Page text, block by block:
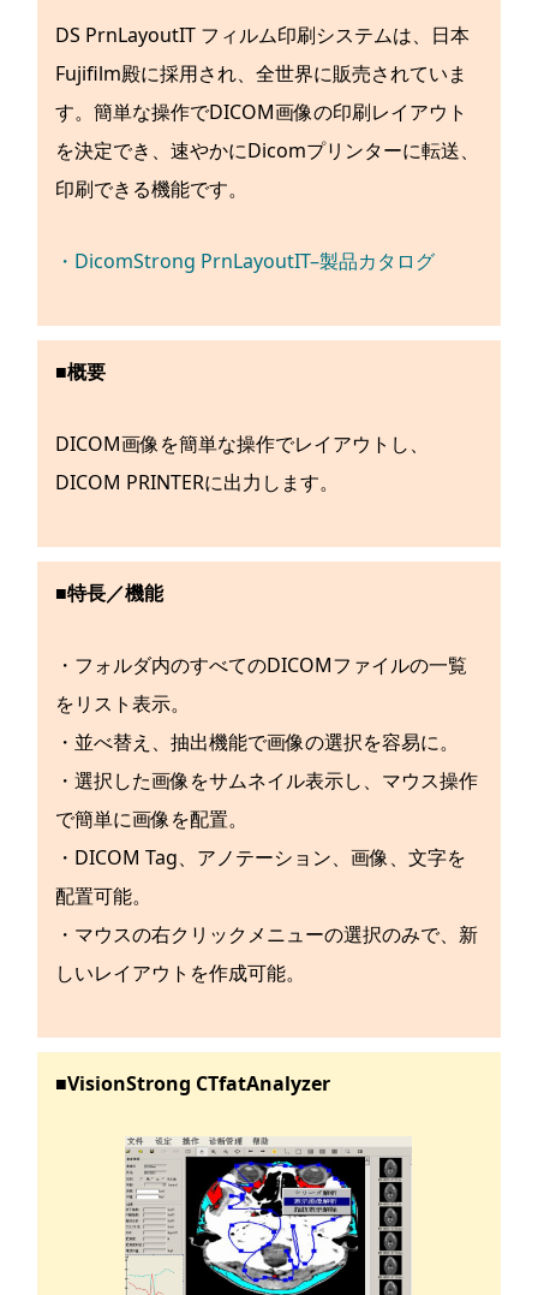
DS PrnLayoutIT フィルム印刷システムは、日本
Fujifilm殿に採用され、全世界に販売されていま
す。簡単な操作でDICOM画像の印刷レイアウト
を決定でき、速やかにDicomプリンターに転送、
印刷できる機能です。
・DicomStrong PrnLayoutIT–製品カタログ
■概要
DICOM画像を簡単な操作でレイアウトし、
DICOM PRINTERに出力します。
■特長／機能
・フォルダ内のすべてのDICOMファイルの一覧
をリスト表示。
・並べ替え、抽出機能で画像の選択を容易に。
・選択した画像をサムネイル表示し、マウス操作
で簡単に画像を配置。
・DICOM Tag、アノテーション、画像、文字を
配置可能。
・マウスの右クリックメニューの選択のみで、新
しいレイアウトを作成可能。
■VisionStrong CTfatAnalyzer